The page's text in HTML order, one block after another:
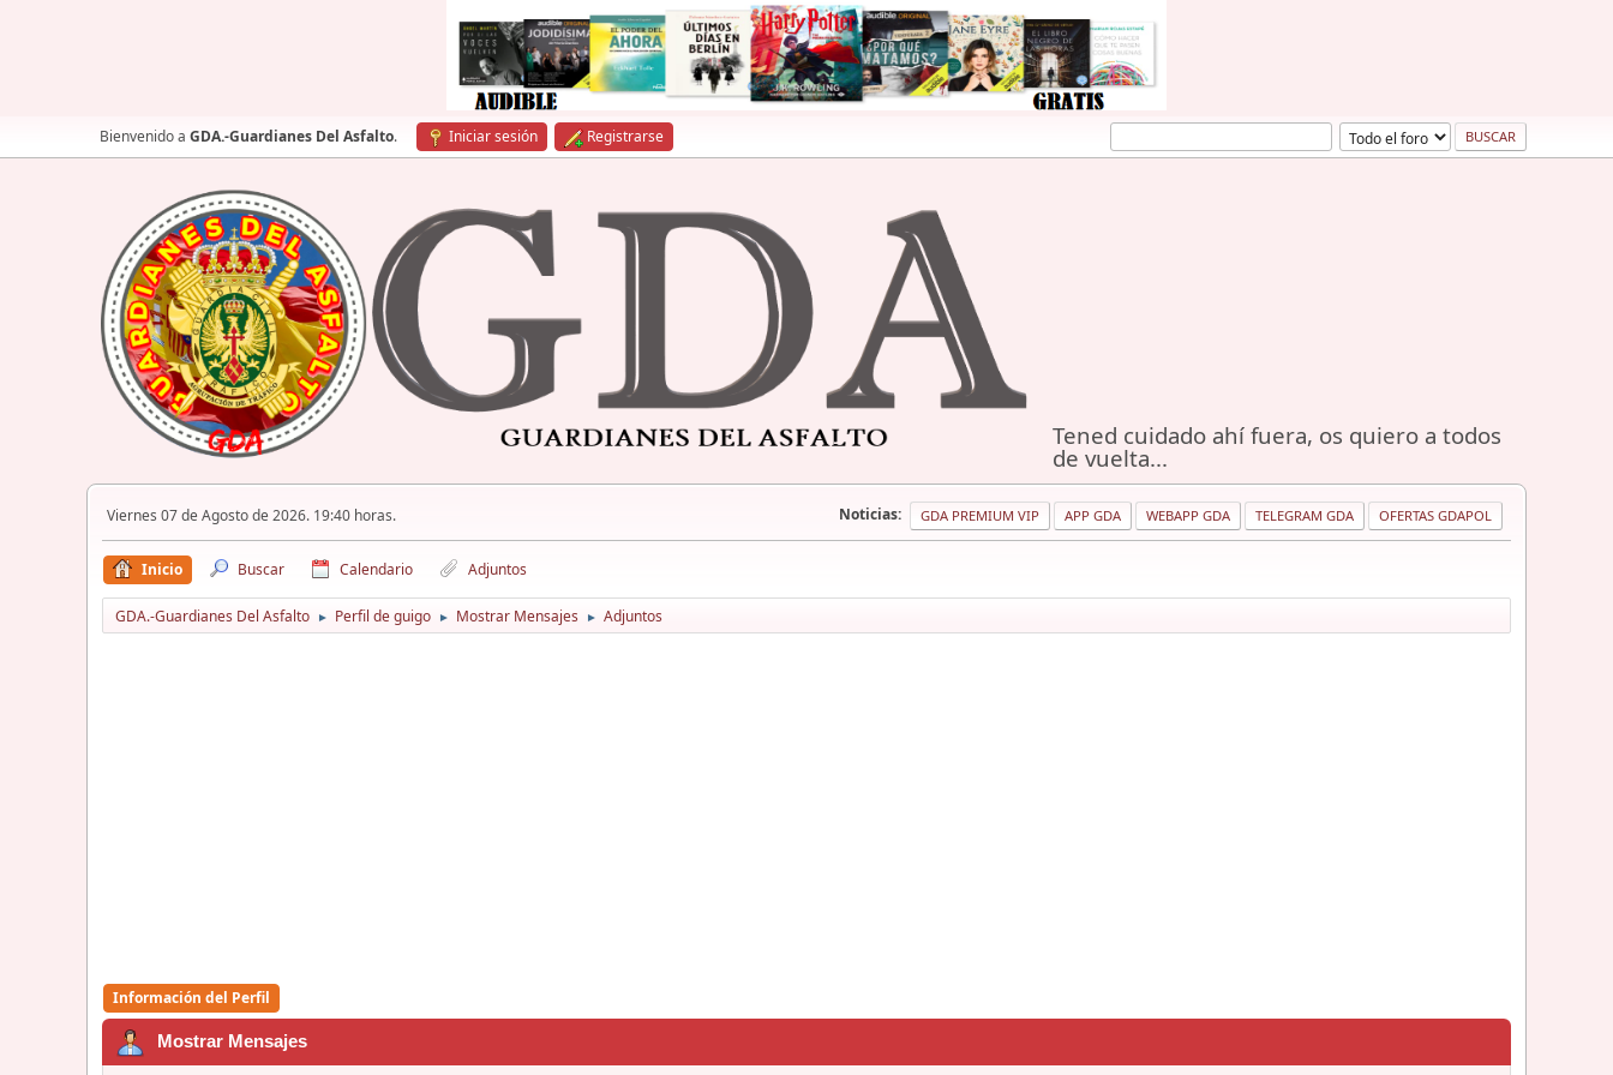
Bienvenido a GDA.-Guardianes Del Asfalto. Iniciar sesión Registrarse
Tened cuidado ahí fuera, os quiero a todos
de vuelta...
Viernes 07 de Agosto de 2026. 19:40 horas. Noticias: GDA PREMIUM VIP APP GDA WEBAPP GDA TELEGRAM GDA OFERTAS GDAPOL
Inicio Buscar Calendario Adjuntos
GDA.-Guardianes Del Asfalto ► Perfil de guigo ► Mostrar Mensajes ► Adjuntos
Información del Perfil
Mostrar Mensajes